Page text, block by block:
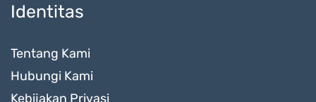
Identitas
Tentang Kami
Hubungi Kami
Kebijakan Privasi